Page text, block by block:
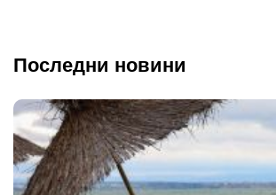
Последни новини